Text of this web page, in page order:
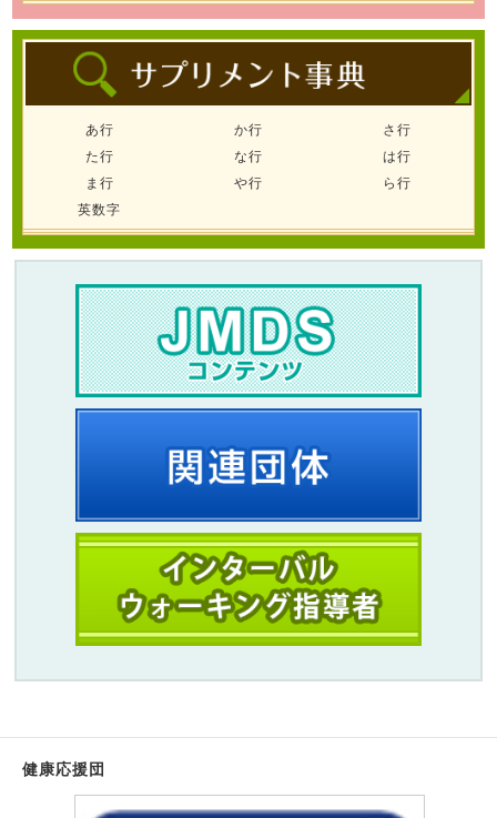
あ行 か行
さ行
た行
な行
は行
ま行
や行
ら行
英数字
健康応援団